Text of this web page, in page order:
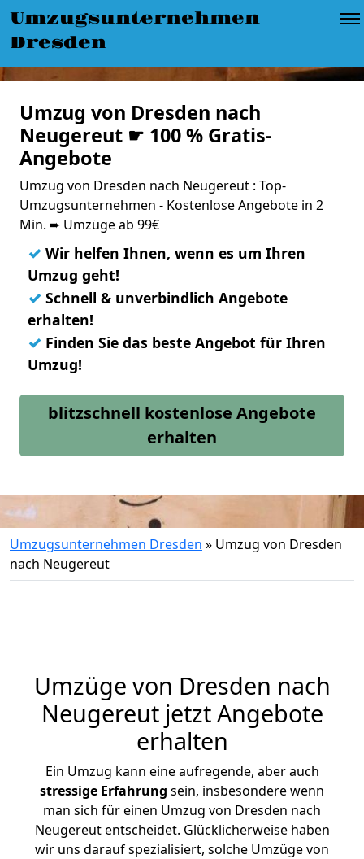
Umzugsunternehmen
Dresden
Umzug von Dresden nach
Neugereut ☛ 100 % Gratis-
Angebote
Umzug von Dresden nach Neugereut : Top-
Umzugsunternehmen - Kostenlose Angebote in 2
Min. ➨ Umzüge ab 99€
✓ Wir helfen Ihnen, wenn es um Ihren
Umzug geht!
✓ Schnell & unverbindlich Angebote
erhalten!
✓ Finden Sie das beste Angebot für Ihren
Umzug!
blitzschnell kostenlose Angebote
erhalten
Umzugsunternehmen Dresden » Umzug von Dresden
nach Neugereut
Umzüge von Dresden nach
Neugereut jetzt Angebote
erhalten
Ein Umzug kann eine aufregende, aber auch
stressige Erfahrung sein, insbesondere wenn
man sich für einen Umzug von Dresden nach
Neugereut entscheidet. Glücklicherweise haben
wir uns darauf spezialisiert, solche Umzüge von